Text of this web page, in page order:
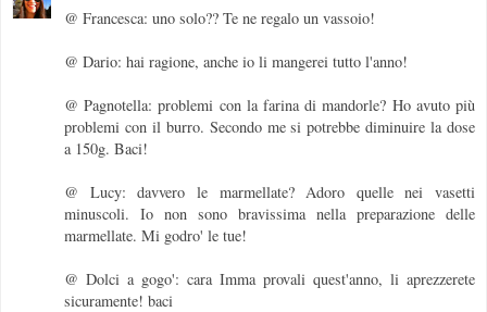
@ Francesca: uno solo?? Te ne regalo un vassoio!
@ Dario: hai ragione, anche io li mangerei tutto l'anno!
@ Pagnotella: problemi con la farina di mandorle? Ho avuto più
problemi con il burro. Secondo me si potrebbe diminuire la dose
a 150g. Baci!
@ Lucy: davvero le marmellate? Adoro quelle nei vasetti
minuscoli. Io non sono bravissima nella preparazione delle
marmellate. Mi godro' le tue!
@ Dolci a gogo': cara Imma provali quest'anno, li aprezzerete
sicuramente! baci